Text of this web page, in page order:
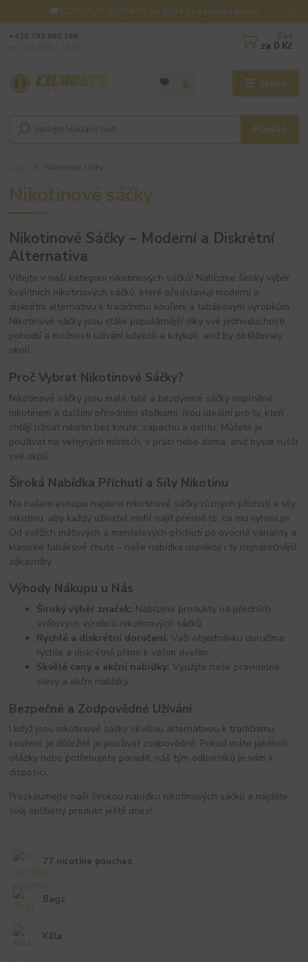
🚚 DOPRAVA ZDARMA od 800 Kč na výdejní místa!
Menu
Hledat
+420 793 960 166
0 ks
za 0 Kč
Úvod
Nikotinové sáčky
Nikotinové Sáčky – Moderní a Diskrétní
Alternativa
Vítejte v naší kategorii nikotinových sáčků! Nabízíme široký výběr
kvalitních nikotinových sáčků, které představují moderní a
diskrétní alternativu k tradičnímu kouření a tabákovým výrobkům.
Nikotinové sáčky jsou stále populárnější díky své jednoduchosti,
pohodlí a možnosti užívání kdekoli a kdykoli, aniž by obtěžovaly
okolí.
Proč Vybrat Nikotinové Sáčky?
Nikotinové sáčky jsou malé, bílé a bezdýmné sáčky naplněné
nikotinem a dalšími přírodními složkami. Jsou ideální pro ty, kteří
chtějí užívat nikotin bez kouře, zápachu a dehtu. Můžete je
používat na veřejných místech, v práci nebo doma, aniž byste rušili
své okolí.
Široká Nabídka Příchutí a Síly Nikotinu
Na našem eshopu najdete nikotinové sáčky různých příchutí a síly
nikotinu, aby každý uživatel mohl najít přesně to, co mu vyhovuje.
Od svěžích mátových a mentolových příchutí po ovocné varianty a
klasické tabákové chutě – naše nabídka uspokojí i ty nejnáročnější
zákazníky.
Výhody Nákupu u Nás
Široký výběr značek: Nabízíme produkty od předních
světových výrobců nikotinových sáčků.
Rychlé a diskrétní doručení: Vaši objednávku doručíme
rychle a diskrétně přímo k vašim dveřím.
Skvělé ceny a akční nabídky: Využijte naše pravidelné
slevy a akční nabídky.
Bezpečné a Zodpovědné Užívání
I když jsou nikotinové sáčky skvělou alternativou k tradičnímu
kouření, je důležité je používat zodpovědně. Pokud máte jakékoli
otázky nebo potřebujete poradit, náš tým odborníků je vám k
dispozici.
Prozkoumejte naši širokou nabídku nikotinových sáčků a najděte
svůj oblíbený produkt ještě dnes!
77 nicotine pouches
Bagz
Killa